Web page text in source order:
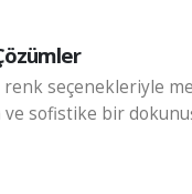
renk seçenekleriyle
sofistike bir